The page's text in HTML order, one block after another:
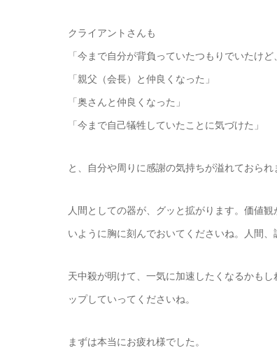
クライアントさんも
「今まで自分が背負っていたつもりでいたけ
「親父（会長）と仲良くなった」
「奥さんと仲良くなった」
「今まで自己犠牲していたことに気づけた」
と、自分や周りに感謝の気持ちが溢れておられ
人間としての器が、グッと拡がります。価値
いように胸に刻んでおいてくださいね。人間、
天中殺が明けて、一気に加速したくなるかも
ップしていってくださいね。
まずは本当にお疲れ様でした。